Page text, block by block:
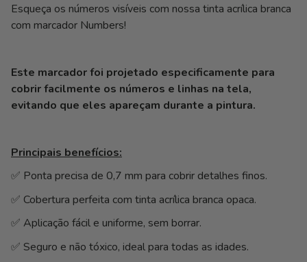
unitário
por
Esqueça os números visíveis com nossa tinta acrílica branca
com marcador Numbers!
Este marcador foi projetado especificamente para
cobrir facilmente os números e linhas na tela,
evitando que eles apareçam durante a pintura.
Principais benefícios:
✅ Ponta precisa de 0,7 mm para cobrir detalhes finos.
✅ Cobertura perfeita com tinta acrílica branca opaca.
✅ Aplicação fácil e uniforme, sem borrar.
✅ Seguro e não tóxico, ideal para todas as idades.